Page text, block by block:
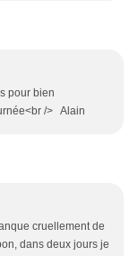
pour bien
/> Alain
cruellement de
dans deux jours je